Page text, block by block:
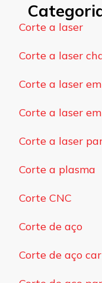
Corte a laser
Corte a laser
Corte a laser
Corte a laser
Corte a laser
Corte a plasma
Corte CNC
Corte de aço
Corte de aço